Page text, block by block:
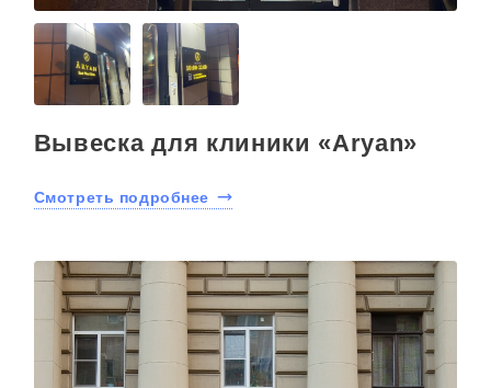
Вывеска для клиники «Aryan»
Смотреть подробнее